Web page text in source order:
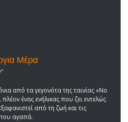
Μέρα
από τα γεγονότα της ταινίας «No
ένας ενήλικας που ζει εντελώς
από τη ζωή και τις
αγαπά.